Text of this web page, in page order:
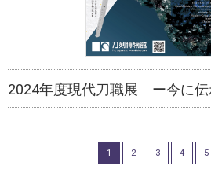
2024年度現代刀職展 ー今に伝
1 2 3 4 5